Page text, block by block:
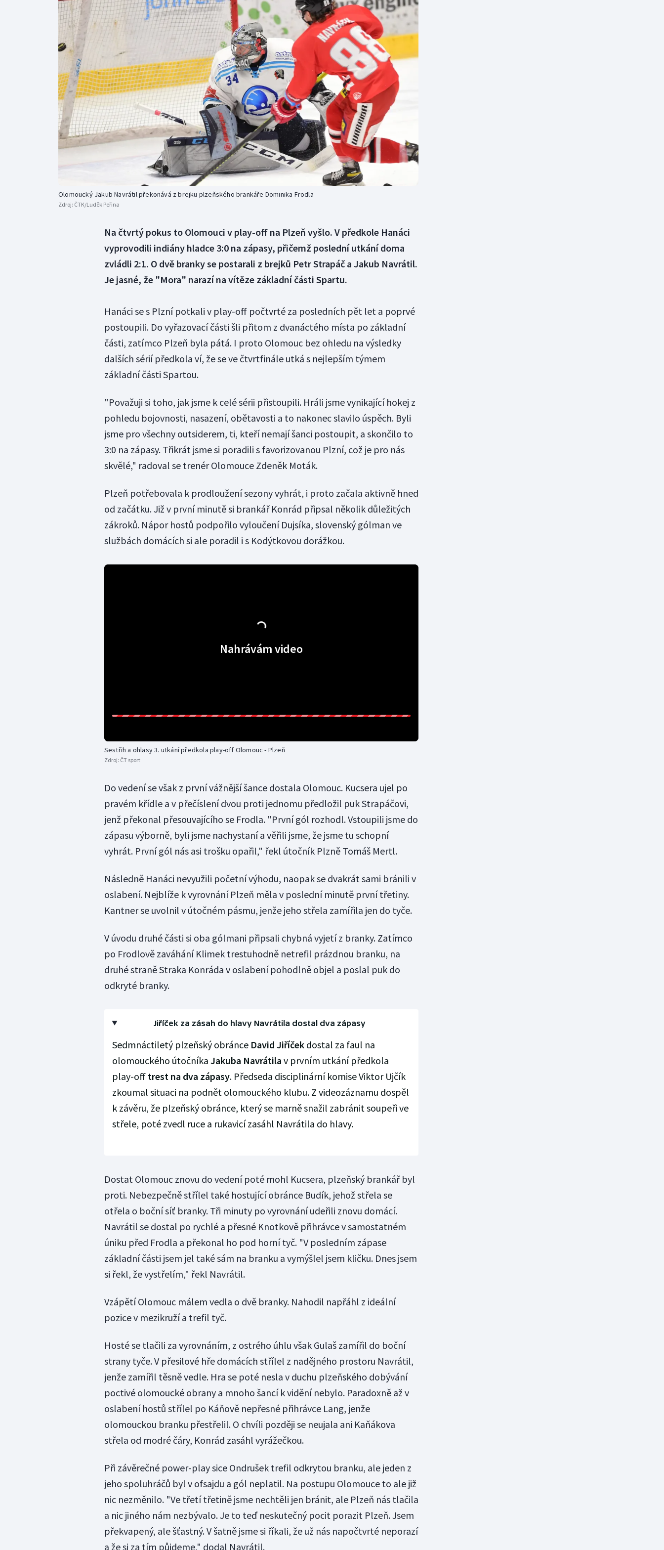
Curling
Dostihy
Futsal
Golf
Gymnastika
Moderní pětiboj
Motorsport
Olympijské hry
Parasport
Plavání
Plážový volejbal
Triatlon
Veslování
Vodní slalom
Volejbal
Ostatní
Olomoucký Jakub Navrátil překonává z brejku plzeňského brankáře Dominika Frodla
Zdroj: ČTK/Luděk Peřina
Na čtvrtý pokus to Olomouci v play-off na Plzeň vyšlo. V předkole Hanáci
vyprovodili indiány hladce 3:0 na zápasy, přičemž poslední utkání doma
zvládli 2:1. O dvě branky se postarali z brejků Petr Strapáč a Jakub Navrátil.
Je jasné, že "Mora" narazí na vítěze základní části Spartu.
Hanáci se s Plzní potkali v play-off počtvrté za posledních pět let a poprvé
postoupili. Do vyřazovací části šli přitom z dvanáctého místa po základní
části, zatímco Plzeň byla pátá. I proto Olomouc bez ohledu na výsledky
dalších sérií předkola ví, že se ve čtvrtfinále utká s nejlepším týmem
základní části Spartou.
"Považuji si toho, jak jsme k celé sérii přistoupili. Hráli jsme vynikající hokej z
pohledu bojovnosti, nasazení, obětavosti a to nakonec slavilo úspěch. Byli
jsme pro všechny outsiderem, ti, kteří nemají šanci postoupit, a skončilo to
3:0 na zápasy. Třikrát jsme si poradili s favorizovanou Plzní, což je pro nás
skvělé," radoval se trenér Olomouce Zdeněk Moták.
Plzeň potřebovala k prodloužení sezony vyhrát, i proto začala aktivně hned
od začátku. Již v první minutě si brankář Konrád připsal několik důležitých
zákroků. Nápor hostů podpořilo vyloučení Dujsíka, slovenský gólman ve
službách domácích si ale poradil i s Kodýtkovou dorážkou.
Nahrávám video
Sestřih a ohlasy 3. utkání předkola play-off Olomouc - Plzeň
Zdroj: ČT sport
Do vedení se však z první vážnější šance dostala Olomouc. Kucsera ujel po
pravém křídle a v přečíslení dvou proti jednomu předložil puk Strapáčovi,
jenž překonal přesouvajícího se Frodla. "První gól rozhodl. Vstoupili jsme do
zápasu výborně, byli jsme nachystaní a věřili jsme, že jsme tu schopní
vyhrát. První gól nás asi trošku opařil," řekl útočník Plzně Tomáš Mertl.
Následně Hanáci nevyužili početní výhodu, naopak se dvakrát sami bránili v
oslabení. Nejblíže k vyrovnání Plzeň měla v poslední minutě první třetiny.
Kantner se uvolnil v útočném pásmu, jenže jeho střela zamířila jen do tyče.
V úvodu druhé části si oba gólmani připsali chybná vyjetí z branky. Zatímco
po Frodlově zaváhání Klimek trestuhodně netrefil prázdnou branku, na
druhé straně Straka Konráda v oslabení pohodlně objel a poslal puk do
odkryté branky.
Jiříček za zásah do hlavy Navrátila dostal dva zápasy
Sedmnáctiletý plzeňský obránce David Jiříčekdostal za faul na
olomouckého útočníka Jakuba Navrátila v prvním utkání předkola
play-off trest na dva zápasy. Předseda disciplinární komise Viktor Ujčík
zkoumal situaci na podnět olomouckého klubu. Z videozáznamu dospěl
k závěru, že plzeňský obránce, který se marně snažil zabránit soupeři ve
střele, poté zvedl ruce a rukavicí zasáhl Navrátila do hlavy.
Dostat Olomouc znovu do vedení poté mohl Kucsera, plzeňský brankář byl
proti. Nebezpečně střílel také hostující obránce Budík, jehož střela se
otřela o boční síť branky. Tři minuty po vyrovnání udeřili znovu domácí.
Navrátil se dostal po rychlé a přesné Knotkově přihrávce v samostatném
úniku před Frodla a překonal ho pod horní tyč. "V posledním zápase
základní části jsem jel také sám na branku a vymýšlel jsem kličku. Dnes jsem
si řekl, že vystřelím," řekl Navrátil.
Vzápětí Olomouc málem vedla o dvě branky. Nahodil napřáhl z ideální
pozice v mezikruží a trefil tyč.
Hosté se tlačili za vyrovnáním, z ostrého úhlu však Gulaš zamířil do boční
strany tyče. V přesilové hře domácích střílel z nadějného prostoru Navrátil,
jenže zamířil těsně vedle. Hra se poté nesla v duchu plzeňského dobývání
poctivé olomoucké obrany a mnoho šancí k vidění nebylo. Paradoxně až v
oslabení hostů střílel po Káňově nepřesné přihrávce Lang, jenže
olomouckou branku přestřelil. O chvíli později se neujala ani Kaňákova
střela od modré čáry, Konrád zasáhl vyrážečkou.
Při závěrečné power-play sice Ondrušek trefil odkrytou branku, ale jeden z
jeho spoluhráčů byl v ofsajdu a gól neplatil. Na postupu Olomouce to ale již
nic nezměnilo. "Ve třetí třetině jsme nechtěli jen bránit, ale Plzeň nás tlačila
a nic jiného nám nezbývalo. Je to teď neskutečný pocit porazit Plzeň. Jsem
překvapený, ale šťastný. V šatně jsme si říkali, že už nás napočtvrté neporazí
a že si za tím půjdeme," dodal Navrátil.